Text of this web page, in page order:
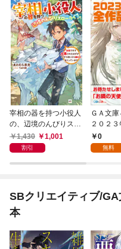
宰相の器を持つ小役人
の、辺境のんびりスロ
ーライフ ～出世できず
左遷されたはずが、な
くっています～
1,430 1,001
割引
ＧＡ文
２０２
刊 全作
本版）
0
無料
SBクリエイティブ/
本